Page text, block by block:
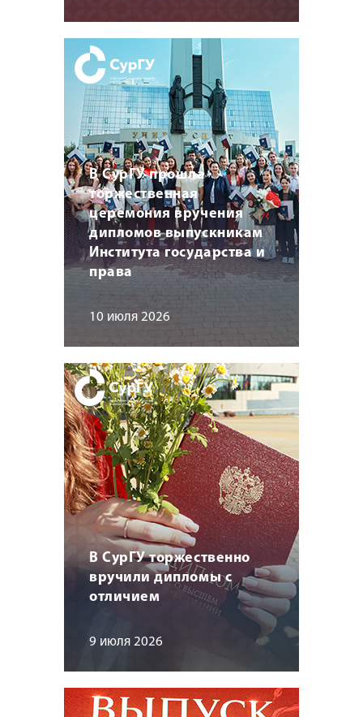
В СурГУ прошла
торжественная
церемония вручения
дипломов выпускникам
Института государства и
права
10 июля 2026
В СурГУ торжественно
вручили дипломы с
отличием
9 июля 2026